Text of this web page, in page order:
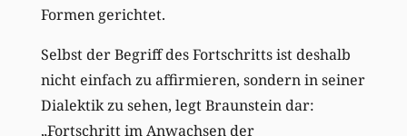
Formen gerichtet.
Selbst der Begriff des Fortschritts ist deshalb
nicht einfach zu affirmieren, sondern in seiner
Dialektik zu sehen, legt Braunstein dar:
„Fortschritt im Anwachsen der